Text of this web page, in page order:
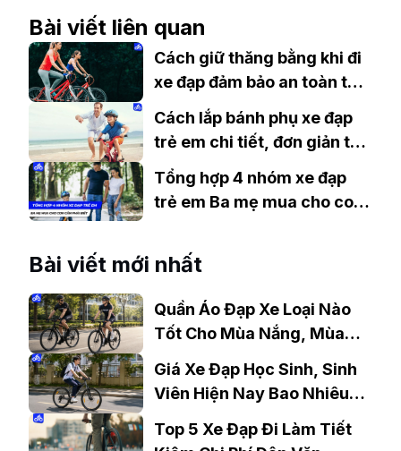
Bài viết liên quan
Cách giữ thăng bằng khi đi
xe đạp đảm bảo an toàn tối
Cách lắp bánh phụ xe đạp
trẻ em chi tiết, đơn giản tại
nhà
Tổng hợp 4 nhóm xe đạp
trẻ em Ba mẹ mua cho con
Bài viết mới nhất
Quần Áo Đạp Xe Loại Nào
Tốt Cho Mùa Nắng, Mùa
Mưa?
Giá Xe Đạp Học Sinh, Sinh
Viên Hiện Nay Bao Nhiêu?
Gợi Ý Mẫu Đáng Mua
Top 5 Xe Đạp Đi Làm Tiết